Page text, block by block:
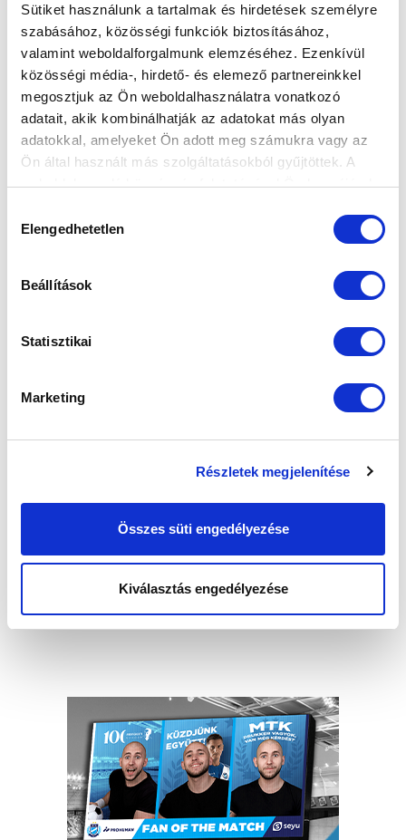
Sütiket használunk a tartalmak és hirdetések személyre
szabásához, közösségi funkciók biztosításához,
valamint weboldalforgalmunk elemzéséhez. Ezenkívül
közösségi média-, hirdető- és elemező partnereinkkel
megosztjuk az Ön weboldalhasználatra vonatkozó
adatait, akik kombinálhatják az adatokat más olyan
adatokkal, amelyeket Ön adott meg számukra vagy az
Ön által használt más szolgáltatásokból gyűjtöttek. A
weboldalon való böngészés folytatásával Ön hozzájárul a
kiválasztása
Elengedhetetlen
Beállítások
Statisztikai
Marketing
Részletek megjelenítése
Összes süti engedélyezése
Kiválasztás engedélyezése